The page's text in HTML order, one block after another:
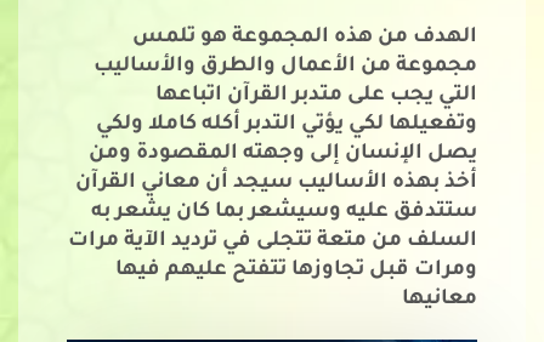
الهدف من هذه المجموعة هو تلمس
مجموعة من الأعمال والطرق والأساليب
التي يجب على متدبر القرآن اتباعها
وتفعيلها لكي يؤتي التدبر أكله كاملا ولكي
يصل الإنسان إلى وجهته المقصودة ومن
أخذ بهذه الأساليب سيجد أن معاني القرآن
ستتدفق عليه وسيشعر بما كان يشعر به
السلف من متعة تتجلى في ترديد الآية مرات
ومرات قبل تجاوزها تتفتح عليهم فيها
معانيها